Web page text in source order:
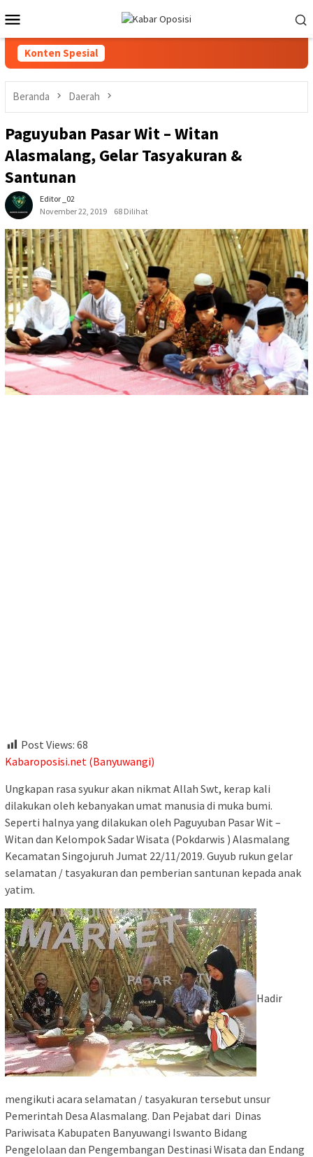
ke
kontenMobile
Konten Spesial
Beranda Daerah
Paguyuban Pasar Wit – Witan
Alasmalang, Gelar Tasyakuran &
Santunan
Editor _02
November 22, 2019
68 Dilihat
Post Views: 68
Kabaroposisi.net (Banyuwangi)
Ungkapan rasa syukur akan nikmat Allah Swt, kerap kali
dilakukan oleh kebanyakan umat manusia di muka bumi.
Seperti halnya yang dilakukan oleh Paguyuban Pasar Wit –
Witan dan Kelompok Sadar Wisata (Pokdarwis ) Alasmalang
Kecamatan Singojuruh Jumat 22/11/2019. Guyub rukun gelar
selamatan / tasyakuran dan pemberian santunan kepada anak
yatim.
Hadir
mengikuti acara selamatan / tasyakuran tersebut unsur
Pemerintah Desa Alasmalang. Dan Pejabat dari Dinas
Pariwisata Kabupaten Banyuwangi Iswanto Bidang
Pengelolaan dan Pengembangan Destinasi Wisata dan Endang